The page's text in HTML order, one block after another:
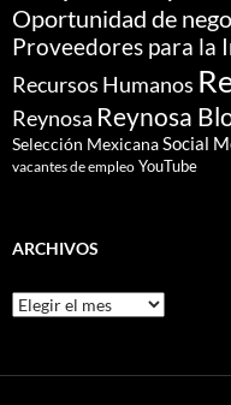
Oportunidad de
Proveedores para la
Recursos Humanos
Reynosa Reynosa
Selección MexicanaSocial
vacantes de empleo YouTube
ARCHIVOS
Archivos